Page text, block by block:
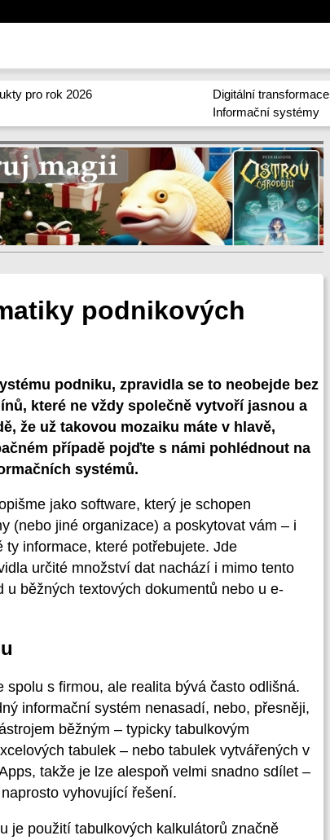
pro rok 2026
Digitální transformace
Informační systémy
podnikových
podniku, zpravidla se to neobejde bez
které ne vždy společně vytvoří jasnou a
že už takovou mozaiku máte v hlavě,
případě pojďte s námi pohlédnout na
systémů.
jako software, který je schopen
(nebo jiné organizace) a poskytovat vám – i
informace, které potřebujete. Jde
určité množství dat nachází i mimo tento
běžných textových dokumentů nebo u e-
s firmou, ale realita bývá často odlišná.
informační systém nenasadí, nebo, přesněji,
běžným – typicky tabulkovým
tabulek – nebo tabulek vytvářených v
takže je lze alespoň velmi snadno sdílet –
vyhovující řešení.
je použití tabulkových kalkulátorů značně